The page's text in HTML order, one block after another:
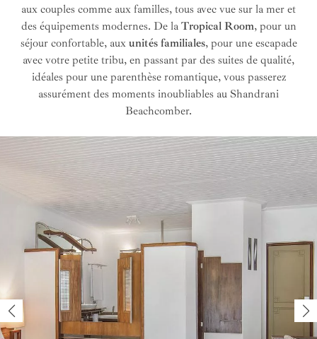
aux couples comme aux familles, tous avec vue sur la mer et
des équipements modernes. De la Tropical Room, pour un
séjour confortable, aux unités familiales, pour une escapade
avec votre petite tribu, en passant par des suites de qualité,
idéales pour une parenthèse romantique, vous passerez
assurément des moments inoubliables au Shandrani
Beachcomber.